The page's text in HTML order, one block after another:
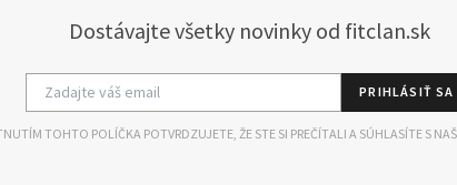
Dostávajte všetky novinky od fitclan.sk
PRIHLÁSIŤ SA
TOHTO POLÍČKA POTVRDZUJETE, ŽE STE SI PREČÍTALI A SÚHLASÍTE S